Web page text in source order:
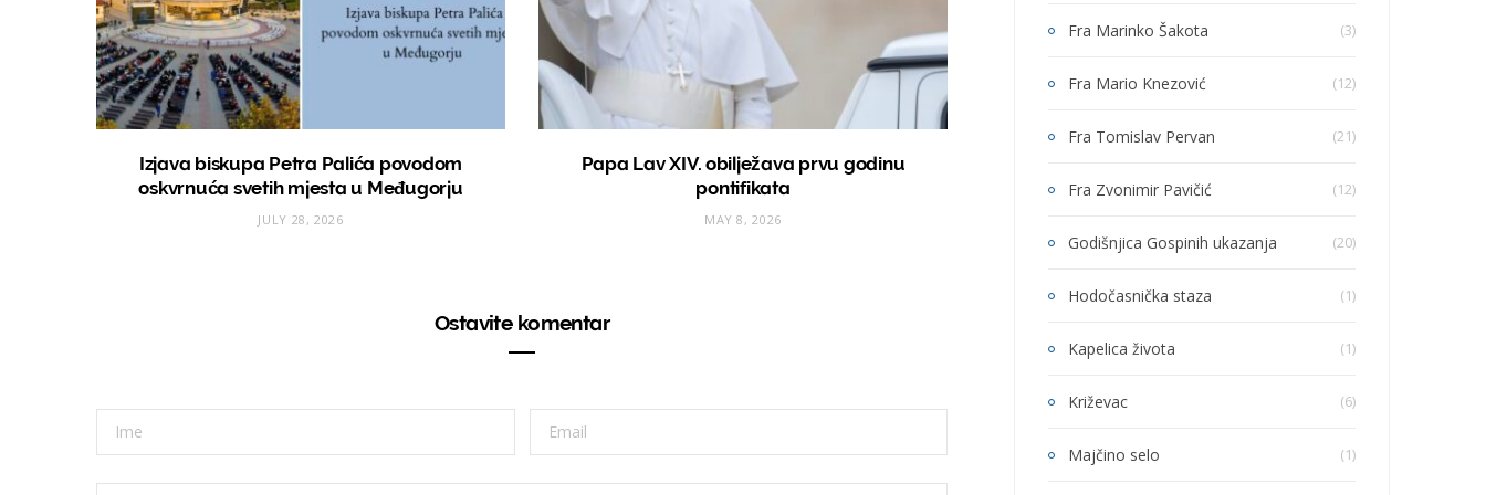
Izjava biskupa Petra Palića povodom
oskvrnuća svetih mjesta u Međugorju
JULY 28, 2026
Papa Lav XIV. obilježava prvu godinu
pontifikata
MAY 8, 2026
Ostavite komentar
Fra Marinko Šakota (3)
Fra Mario Knezović (12)
Fra Tomislav Pervan (21)
Fra Zvonimir Pavičić (12)
Godišnjica Gospinih ukazanja (20)
Hodočasnička staza (1)
Kapelica života (1)
Križevac (6)
Majčino selo (1)